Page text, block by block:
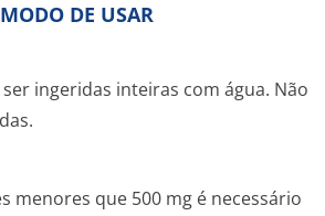
DE USAR
ingeridas inteiras com água. Não
menores que 500 mg é necessário